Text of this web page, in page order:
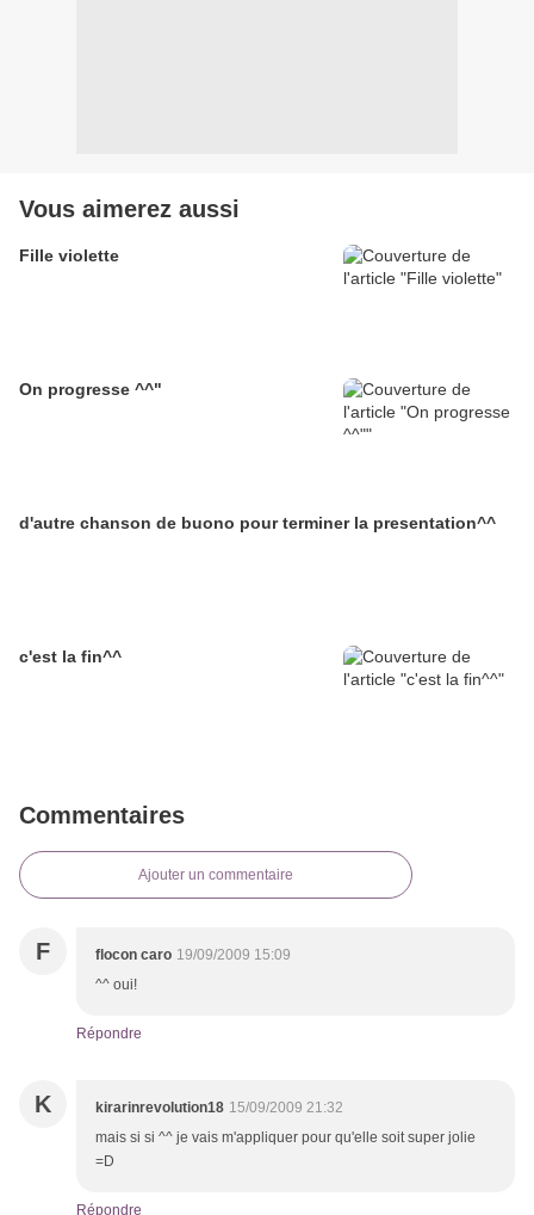
Vous aimerez aussi
Fille violette
On progresse ^^"
d'autre chanson de buono pour terminer la presentation^^
c'est la fin^^
Commentaires
Ajouter un commentaire
F flocon caro 19/09/2009 15:09
^^ oui!
Répondre
K kirarinrevolution18 15/09/2009 21:32
mais si si ^^ je vais m'appliquer pour qu'elle soit super jolie
=D
Répondre